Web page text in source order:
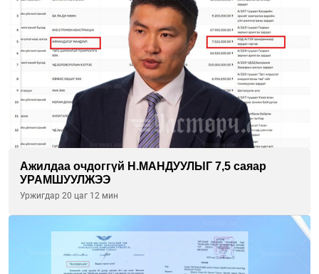
Ажилдаа очдоггүй Н.МАНДУУЛЫГ 7,5 саяар
УРАМШУУЛЖЭЭ
Уржигдар 20 цаг 12 мин